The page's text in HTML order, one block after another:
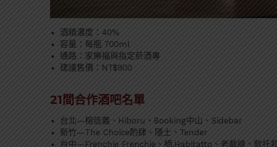
酒精濃度：40%
容量：每瓶 700ml
通路：家樂福與指定菸酒專
建議售價：NT$900
21間合作酒吧名單
台北—榕信義、Hiboru、Booking中山、Sidebar
新竹—The Choice酌肆、隱士、Tender
台中—Frenchie Frenchie、栖.Habitatto、老裁縫、飲托